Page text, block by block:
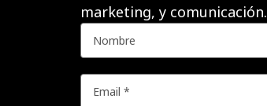
marketing, y comunicación.